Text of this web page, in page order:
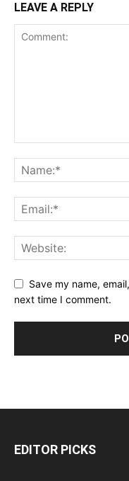
LEAVE A REPLY
Save my name,
next time I comment.
EDITOR PICKS